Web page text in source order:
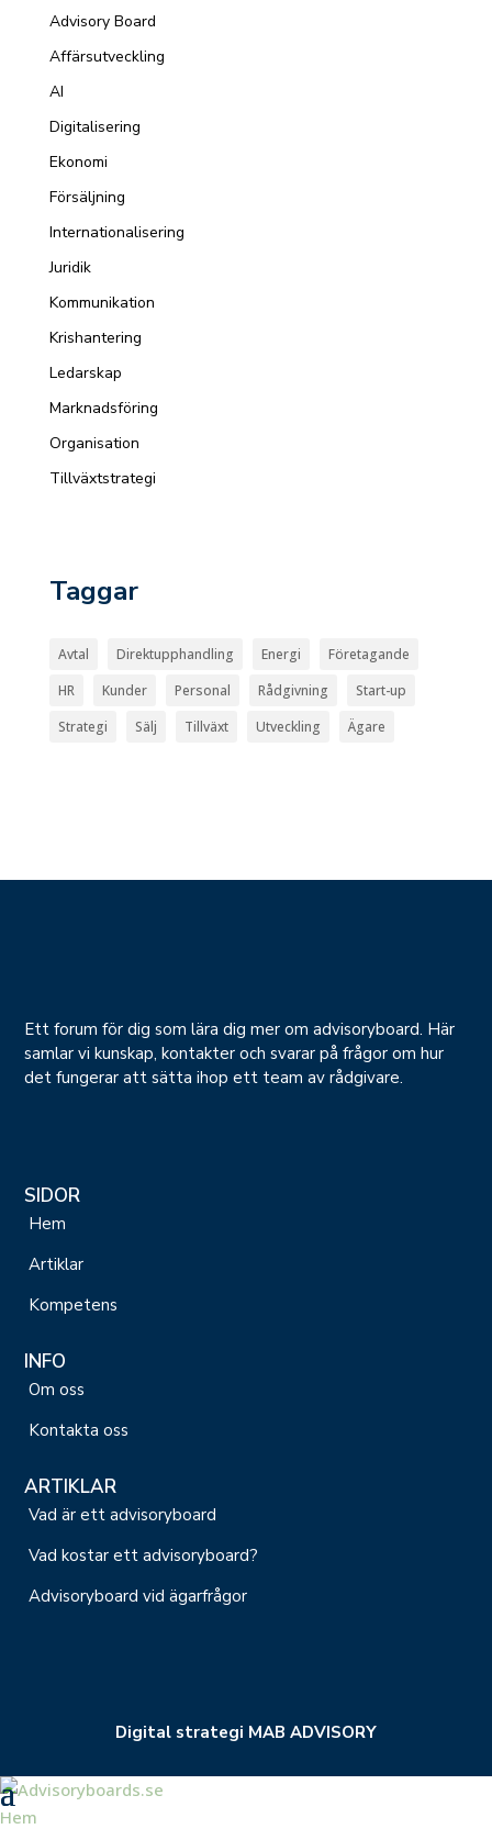
Advisory Board
Affärsutveckling
AI
Digitalisering
Ekonomi
Försäljning
Internationalisering
Juridik
Kommunikation
Krishantering
Ledarskap
Marknadsföring
Organisation
Tillväxtstrategi
Taggar
Avtal Direktupphandling Energi
Företagande
HR
Kunder Personal Rådgivning
Start-up
Strategi
Sälj Tillväxt Utveckling Ägare
Ett forum för dig som lära dig mer om advisoryboard. Här
samlar vi kunskap, kontakter och svarar på frågor om hur
det fungerar att sätta ihop ett team av rådgivare.
SIDOR
Hem
Artiklar
Kompetens
INFO
Om oss
Kontakta oss
ARTIKLAR
Vad är ett advisoryboard
Vad kostar ett advisoryboard?
Advisoryboard vid ägarfrågor
Digital strategi MAB ADVISORY
Hem